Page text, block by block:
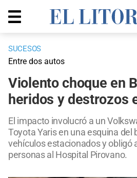
SUCESOS
Entre dos autos
Violento choque en
heridos y destrozos
El impacto involucró a un
Toyota Yaris en una esquina del
vehículos estacionados y obligó
personas al Hospital Pirovano.